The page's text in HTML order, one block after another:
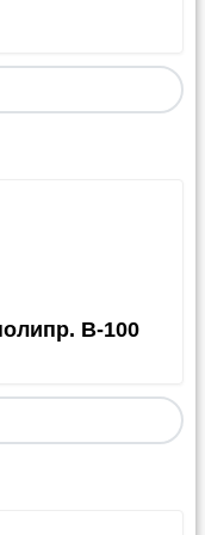
(ТК)
оплачиваете
уточнить сроки и
официальном
и Почта РФ:
в счет или
Байкал-
В-100